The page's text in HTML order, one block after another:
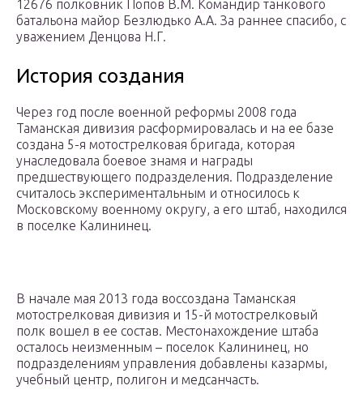
12676 полковник Попов В.М. Командир танкового
батальона майор Безлюдько А.А. За раннее спасибо, с
уважением Денцова Н.Г.
История создания
Через год после военной реформы 2008 года
Таманская дивизия расформировалась и на ее базе
создана 5-я мотострелковая бригада, которая
унаследовала боевое знамя и награды
предшествующего подразделения. Подразделение
считалось экспериментальным и относилось к
Московскому военному округу, а его штаб, находился
в поселке Калининец.
В начале мая 2013 года воссоздана Таманская
мотострелковая дивизия и 15-й мотострелковый
полк вошел в ее состав. Местонахождение штаба
осталось неизменным – поселок Калининец, но
подразделениям управления добавлены казармы,
учебный центр, полигон и медсанчасть.